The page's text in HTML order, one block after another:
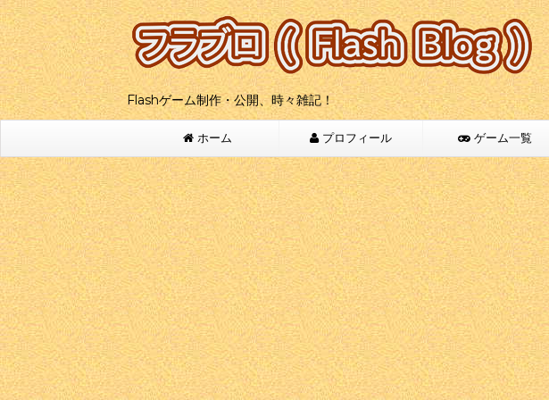
Flashゲーム制作・公開、時々雑記！
ホーム プロフィール ゲーム一覧